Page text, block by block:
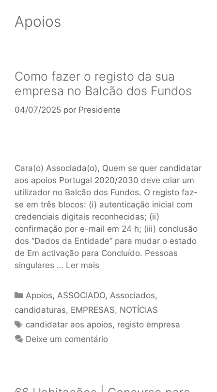
Apoios
Como fazer o registo da sua
empresa no Balcão dos Fundos
04/07/2025 por Presidente
Cara(o) Associada(o), Quem se quer candidatar
aos apoios Portugal 2020/2030 deve criar um
utilizador no Balcão dos Fundos. O registo faz-
se em três blocos: (i) autenticação inicial com
credenciais digitais reconhecidas; (ii)
confirmação por e-mail em 24 h; (iii) conclusão
dos “Dados da Entidade” para mudar o estado
de Em activação para Concluído. Pessoas
singulares … Ler mais
Apoios, ASSOCIADO, Associados,
candidaturas, EMPRESAS, NOTÍCIAS
candidatar aos apoios, registo empresa
Deixe um comentário